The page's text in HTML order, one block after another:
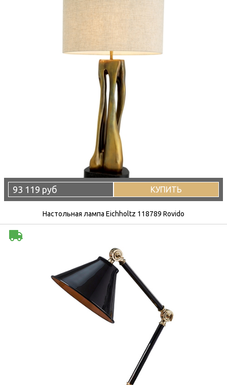
93 119 руб КУПИТЬ
Настольная лампа Eichholtz 118789 Rovido